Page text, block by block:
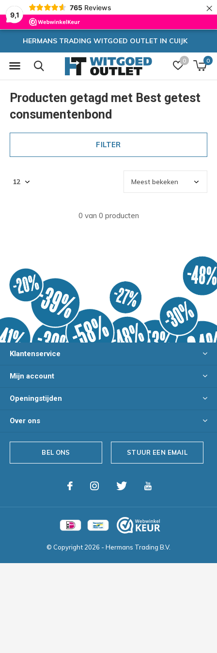
9,1
765 Reviews ×
0 0
HERMANS TRADING WITGOED OUTLET IN CUIJK
Producten getagd met Best getest
consumentenbond
FILTER
0 van 0 producten
Klantenservice
Mijn account
Openingstijden
Over ons
BEL ONS STUUR EEN EMAIL
© Copyright 2026 - Hermans Trading B.V.